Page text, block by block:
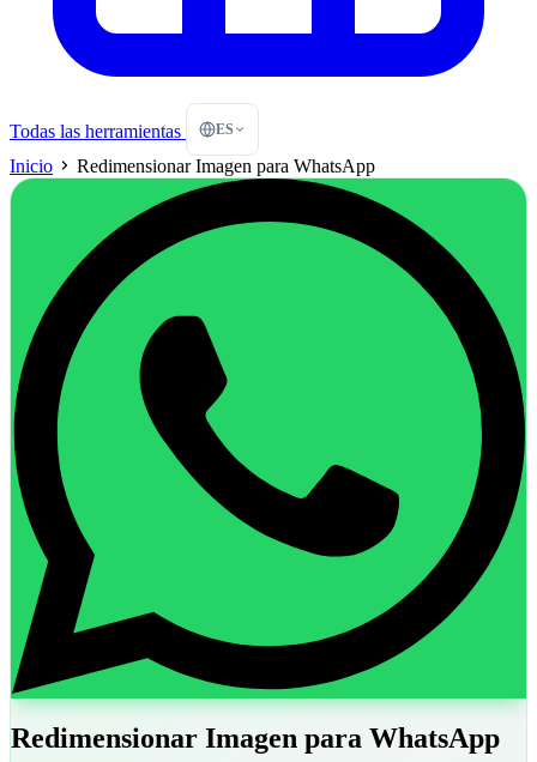
Todas las herramientas ES
Inicio Redimensionar Imagen para WhatsApp
Redimensionar Imagen para WhatsApp